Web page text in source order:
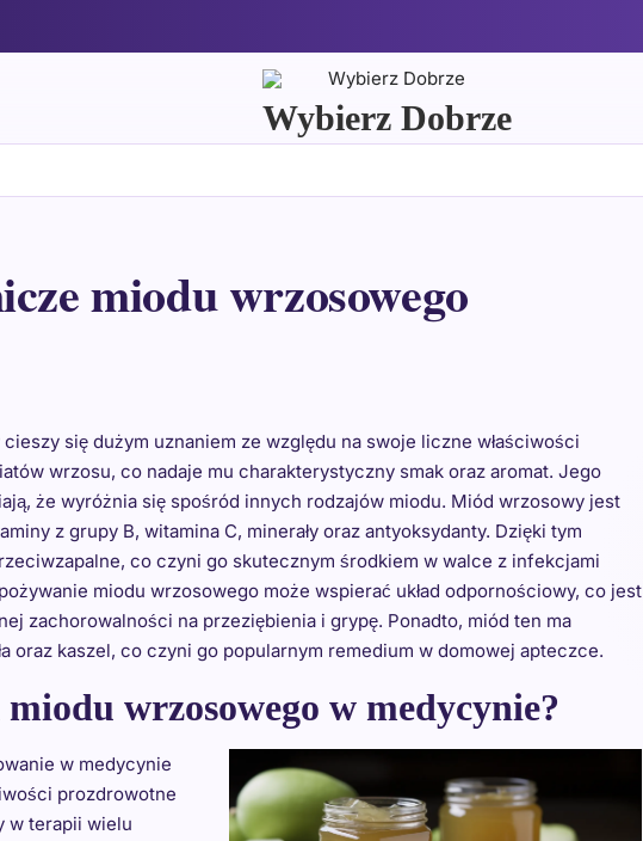
Wybierz Dobrze
miodu wrzosowego
się dużym uznaniem ze względu na swoje liczne właściwości
wrzosu, co nadaje mu charakterystyczny smak oraz aromat. Jego
że wyróżnia się spośród innych rodzajów miodu. Miód wrzosowy jest
z grupy B, witamina C, minerały oraz antyoksydanty. Dzięki tym
co czyni go skutecznym środkiem w walce z infekcjami
miodu wrzosowego może wspierać układ odpornościowy, co jest
zachorowalności na przeziębienia i grypę. Ponadto, miód ten ma
oraz kaszel, co czyni go popularnym remedium w domowej apteczce.
wrzosowego w medycynie?
w medycynie
prozdrowotne
w terapii wielu